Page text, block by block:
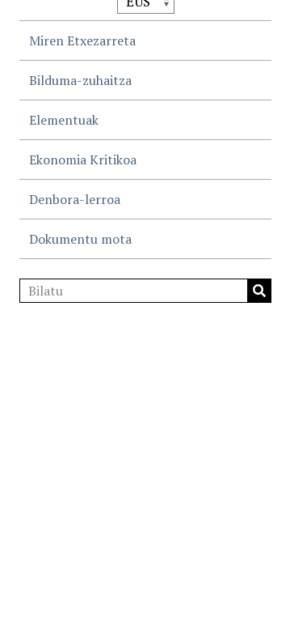
Miren Etxezarreta
Bilduma-zuhaitza
Elementuak
Ekonomia Kritikoa
Denbora-lerroa
Dokumentu mota